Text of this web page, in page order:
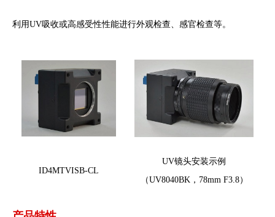
利用UV吸收或高感受性性能进行外观检查、感官检查等。
ID4MTVISB-CL
UV镜头安装示例
（UV8040BK，78mm F3.8）